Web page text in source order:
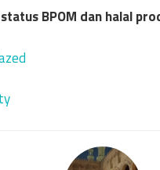
BPOM dan halal